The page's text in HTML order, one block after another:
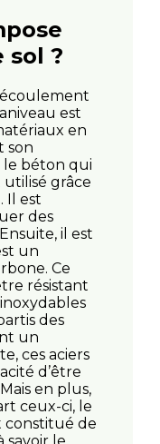
sol ?
est
en
son
le béton qui
grâce
Il est
des
il est
un
Ce
résistant
des
un
ces aciers
d’être
en plus,
ceux-ci, le
constitué de